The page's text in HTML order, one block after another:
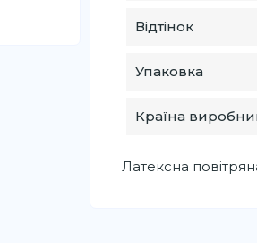
Відтінок
Упаковка
Країна
Латексна